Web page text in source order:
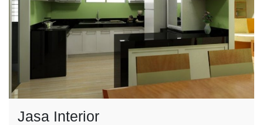
Jasa Interior